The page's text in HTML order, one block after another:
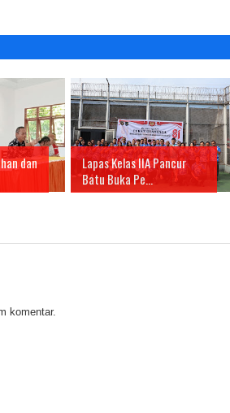
dan
Lapas Kelas IIA Pancur
Batu Buka Pe...
komentar.